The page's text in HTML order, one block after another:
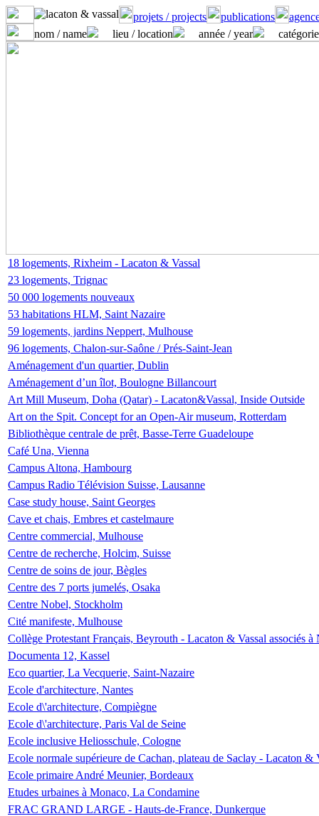
projets / projects publications
nom / name
lieu / location année / year
18 logements, Rixheim - Lacaton & Vassal
23 logements, Trignac
50 000 logements nouveaux
53 habitations HLM, Saint Nazaire
59 logements, jardins Neppert, Mulhouse
96 logements, Chalon-sur-Saône / Prés-Saint-Jean
Aménagement d'un quartier, Dublin
Aménagement d’un îlot, Boulogne Billancourt
Art Mill Museum, Doha (Qatar) - Lacaton&Vassal, Inside Outside
Art on the Spit. Concept for an Open-Air museum, Rotterdam
Bibliothèque centrale de prêt, Basse-Terre Guadeloupe
Café Una, Vienna
Campus Altona, Hambourg
Campus Radio Télévision Suisse, Lausanne
Case study house, Saint Georges
Cave et chais, Embres et castelmaure
Centre commercial, Mulhouse
Centre de recherche, Holcim, Suisse
Centre de soins de jour, Bègles
Centre des 7 ports jumelés, Osaka
Centre Nobel, Stockholm
Cité manifeste, Mulhouse
Collège Protestant Français, Beyrouth - Lacaton & Vassal associés
Documenta 12, Kassel
Eco quartier, La Vecquerie, Saint-Nazaire
Ecole d'architecture, Nantes
Ecole d\'architecture, Compiègne
Ecole d\'architecture, Paris Val de Seine
Ecole inclusive Heliosschule, Cologne
Ecole normale supérieure de Cachan, plateau de Saclay - Lacaton &
Ecole primaire André Meunier, Bordeaux
Etudes urbaines à Monaco, La Condamine
FRAC GRAND LARGE - Hauts-de-France, Dunkerque